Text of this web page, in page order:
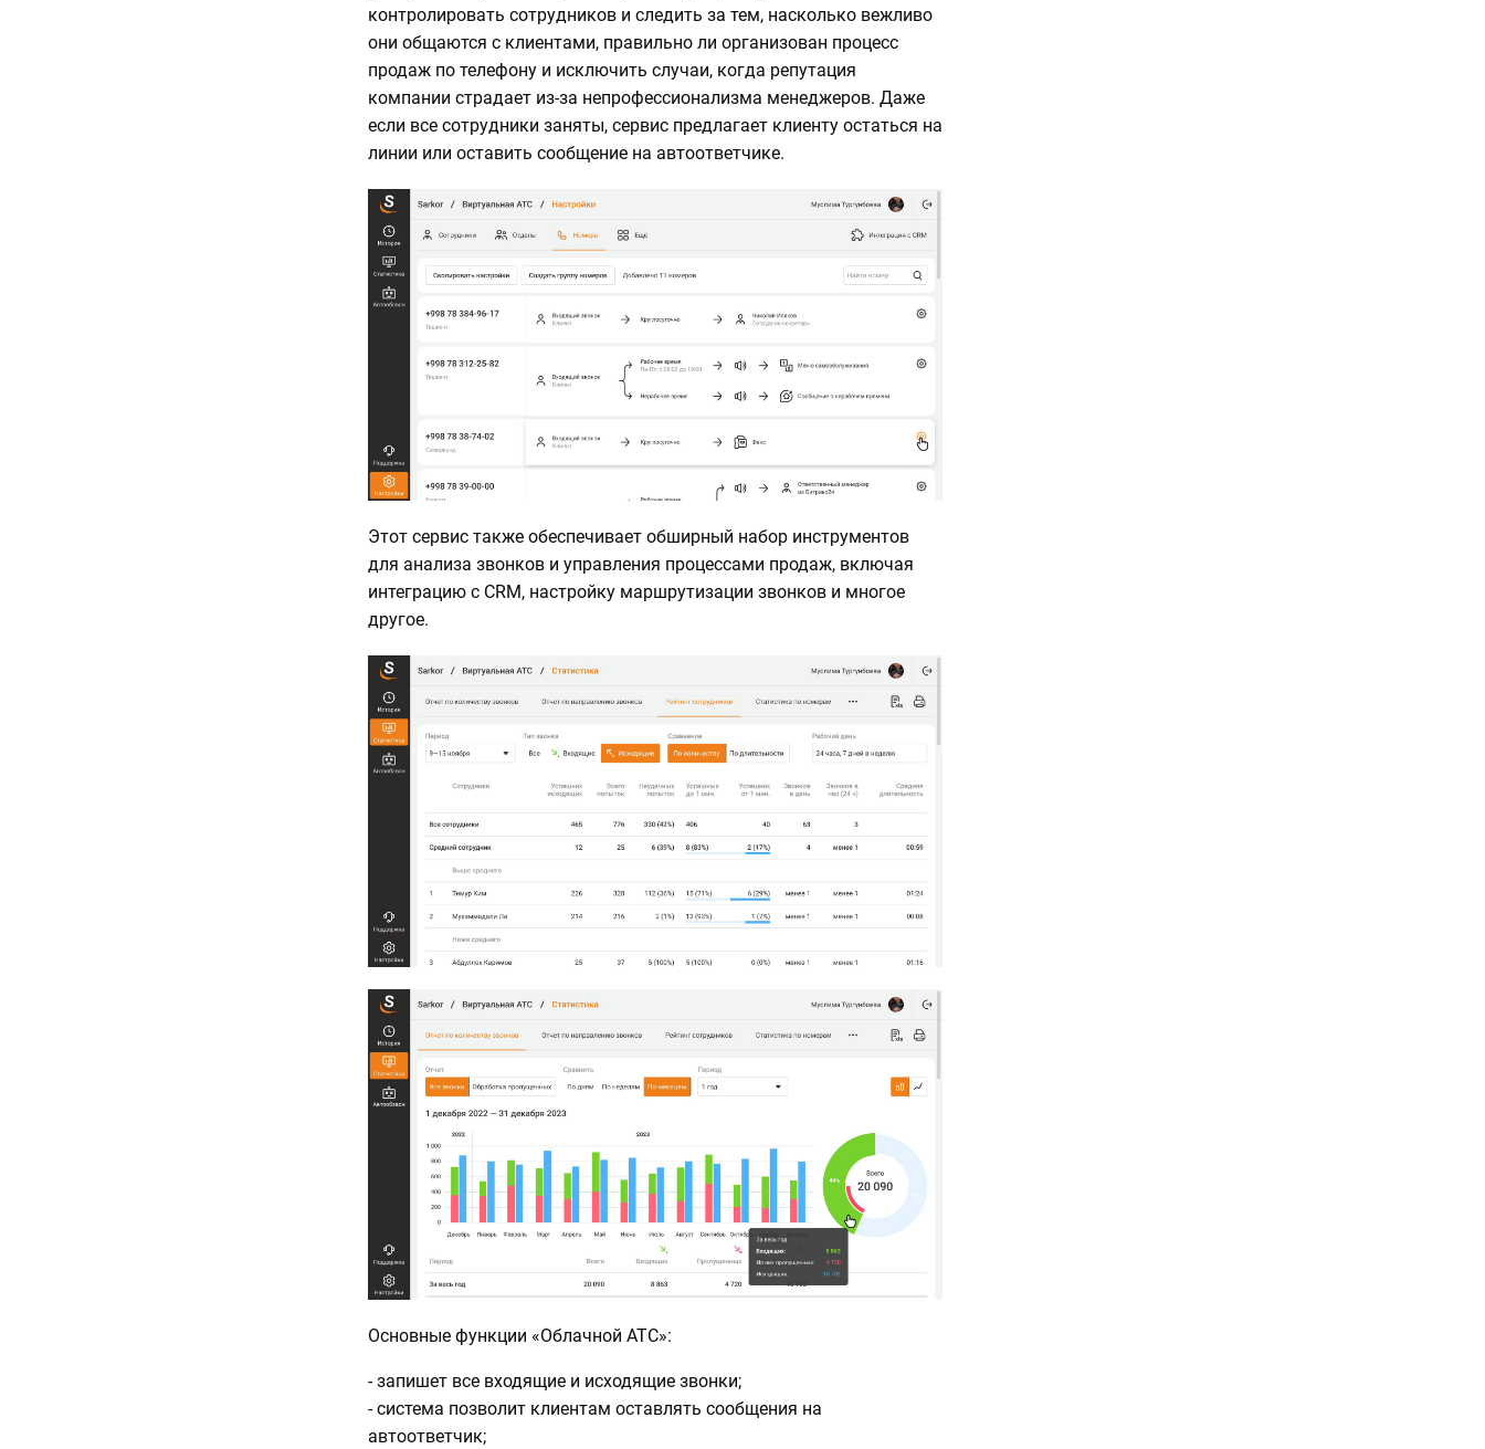
контролировать сотрудников и следить за тем, насколько вежливо
они общаются с клиентами, правильно ли организован процесс
продаж по телефону и исключить случаи, когда репутация
компании страдает из-за непрофессионализма менеджеров. Даже
если все сотрудники заняты, сервис предлагает клиенту остаться на
линии или оставить сообщение на автоответчике.
Этот сервис также обеспечивает обширный набор инструментов
для анализа звонков и управления процессами продаж, включая
интеграцию с CRM, настройку маршрутизации звонков и многое
другое.
Основные функции «Облачной АТС»:
- запишет все входящие и исходящие звонки;
- система позволит клиентам оставлять сообщения на
автоответчик;